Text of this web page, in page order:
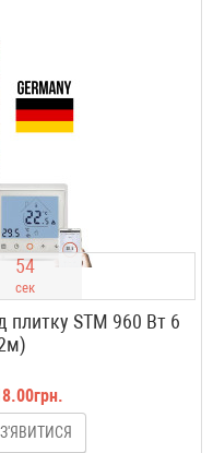
53
сек
плитку STM 960 Вт 6